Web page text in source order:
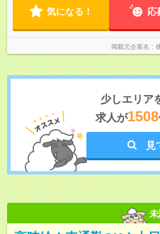
「日勤＋夜勤」も可能！
気になる！ 応
掲載元企業名
少しエリア
求人が1508
見